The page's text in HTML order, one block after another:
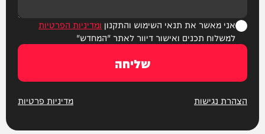
אני מאשר את תנאי השימוש והתקנון ומדיניות הפרטיות
למשלוח תכנים ואישור דיוור לאתר "המחדש"
שליחה
הצהרת נגישות מדיניות פרטיות